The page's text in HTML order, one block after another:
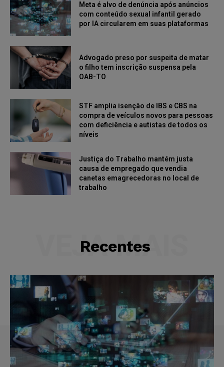
Meta é alvo de denúncia após anúncios
com conteúdo sexual infantil gerado
por IA circularem em suas plataformas
Advogado preso por suspeita de matar
o filho tem inscrição suspensa pela
OAB-TO
STF amplia isenção de IBS e CBS na
compra de veículos novos para pessoas
com deficiência e autistas de todos os
níveis
Justiça do Trabalho mantém justa
causa de empregado que vendia
canetas emagrecedoras no local de
trabalho
Recentes
VEJA MAIS